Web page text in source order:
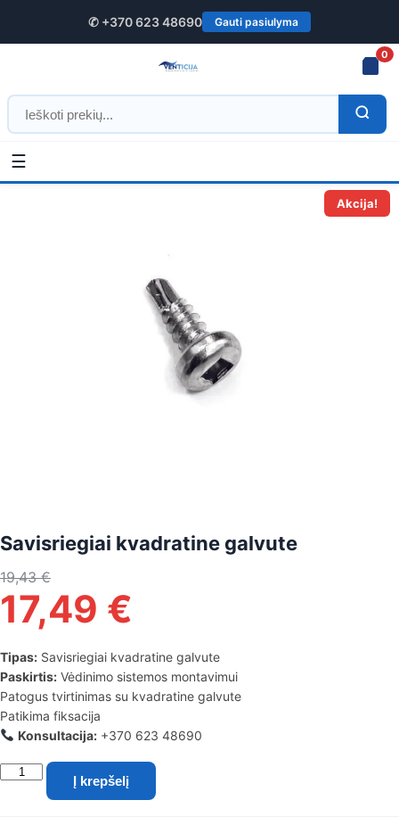
✆ +370 623 48690 Gauti pasiulyma
0
☰
Pradžia
Akcija!
Savisriegiai kvadratine galvute
19,43€
17,49 €
Tipas: Savisriegiai kvadratine galvute
Paskirtis: Vėdinimo sistemos montavimui
Patogus tvirtinimas su kvadratine galvute
Patikima fiksacija
Konsultacija:+370 623 48690
produkto
Savisriegiai
Į krepšelį